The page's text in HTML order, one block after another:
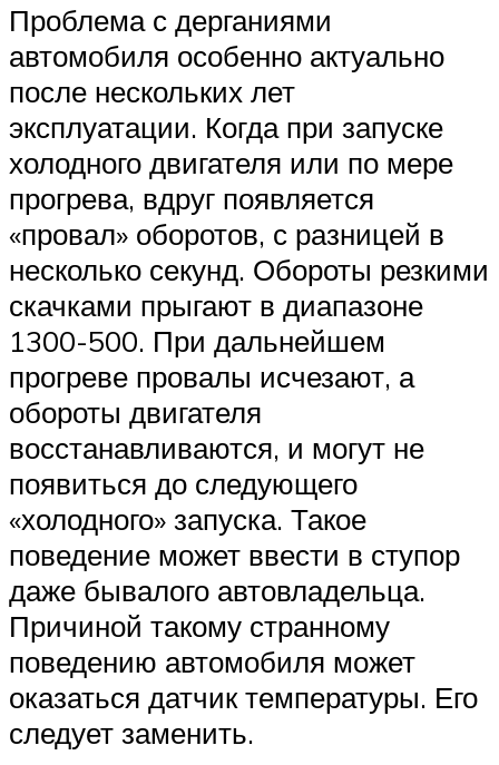
Проблема с дерганиями
автомобиля особенно актуально
после нескольких лет
эксплуатации. Когда при запуске
холодного двигателя или по мере
прогрева, вдруг появляется
«провал» оборотов, с разницей в
несколько секунд. Обороты резкими
скачками прыгают в диапазоне
1300-500. При дальнейшем
прогреве провалы исчезают, а
обороты двигателя
восстанавливаются, и могут не
появиться до следующего
«холодного» запуска. Такое
поведение может ввести в ступор
даже бывалого автовладельца.
Причиной такому странному
поведению автомобиля может
оказаться датчик температуры. Его
следует заменить.